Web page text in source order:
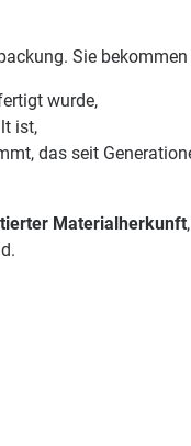
Sie
wurde,
ist,
das seit
Materialherkunft